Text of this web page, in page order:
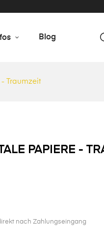
Blog
Traumzeit
PAPIERE -
nach Zahlungseingang